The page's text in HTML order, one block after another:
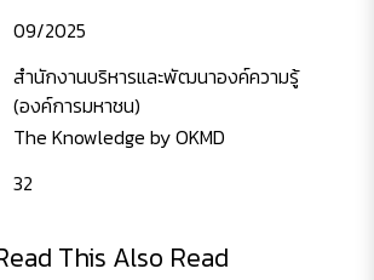
09/2025
สำนักงานบริหารและพัฒนาองค์ความรู้
(องค์การมหาชน)
The Knowledge by OKMD
32
This Also Read